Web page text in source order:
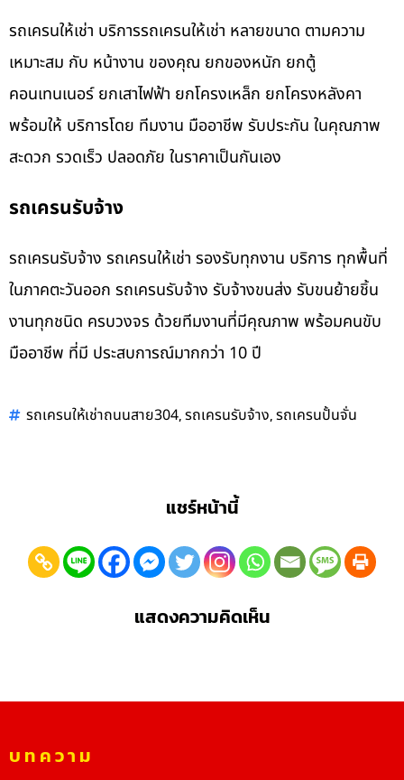
รถเครนให้เช่า บริการรถเครนให้เช่า หลายขนาด ตามความ
เหมาะสม กับ หน้างาน ของคุณ ยกของหนัก ยกตู้
คอนเทนเนอร์ ยกเสาไฟฟ้า ยกโครงเหล็ก ยกโครงหลังคา
พร้อมให้ บริการโดย ทีมงาน มืออาชีพ รับประกัน ในคุณภาพ
สะดวก รวดเร็ว ปลอดภัย ในราคาเป็นกันเอง
รถเครนรับจ้าง
รถเครนรับจ้าง รถเครนให้เช่า รองรับทุกงาน บริการ ทุกพื้นที่
ในภาคตะวันออก รถเครนรับจ้าง รับจ้างขนส่ง รับขนย้ายชิ้น
งานทุกชนิด ครบวงจร ด้วยทีมงานที่มีคุณภาพ พร้อมคนขับ
มืออาชีพ ที่มี ประสบการณ์มากกว่า 10 ปี
รถเครนให้เช่าถนนสาย304,รถเครนรับจ้าง,รถเครนปั้นจั่น
แชร์หน้านี้
แสดงความคิดเห็น
บทความ